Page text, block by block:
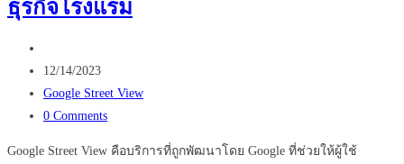
ธุรกิจโรงแรม
author:
Post
published:
12/14/2023
Post
category:
Google Street View
Post
0 Comments
Google Street View คือบริการที่ถูกพัฒนาโดย Google ที่ช่วยให้ผู้ใช้